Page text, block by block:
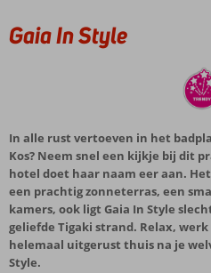
Gaia In Style
In alle rust vertoeven in het
Kos? Neem snel een kijkje bij dit
hotel doet haar naam eer aan.
een prachtig zonneterras, een
kamers, ook ligt Gaia In Style
geliefde Tigaki strand. Relax,
helemaal uitgerust thuis na je
Style.